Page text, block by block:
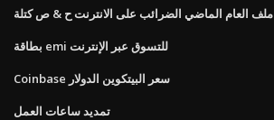
ملف العام الماضي الضرائب على الانترنت ح & ص كتلة
بطاقة emi للتسوق عبر الإنترنت
Coinbase سعر البيتكوين الدولار
تمديد ساعات العمل